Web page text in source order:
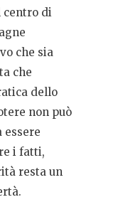
centro di
che sia
che
dello
non può
essere
i fatti,
resta un